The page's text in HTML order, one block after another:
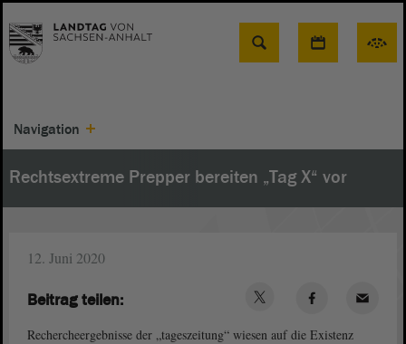
Suche
Navigation
Rechtsextreme Prepper bereiten „Tag X“ vor
12. Juni 2020
Rechercheergebnisse der „tageszeitung“ wiesen auf die Existenz
Beitrag teilen: